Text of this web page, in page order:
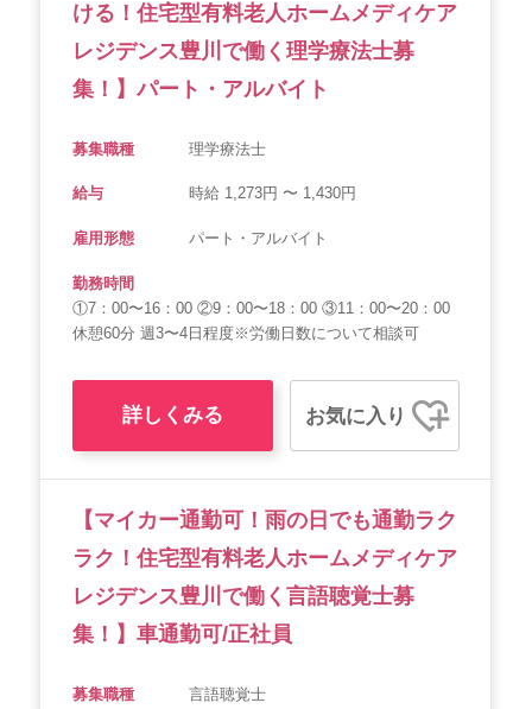
ける！住宅型有料老人ホームメディケア
レジデンス豊川で働く理学療法士募
集！】パート・アルバイト
募集職種 理学療法士
給与 時給 1,273円 〜 1,430円
雇用形態 パート・アルバイト
勤務時間
①7：00〜16：00 ②9：00〜18：00 ③11：00〜20：00
休憩60分 週3〜4日程度※労働日数について相談可
詳しくみる お気に入り
【マイカー通勤可！雨の日でも通勤ラク
ラク！住宅型有料老人ホームメディケア
レジデンス豊川で働く言語聴覚士募
集！】車通勤可/正社員
募集職種 言語聴覚士